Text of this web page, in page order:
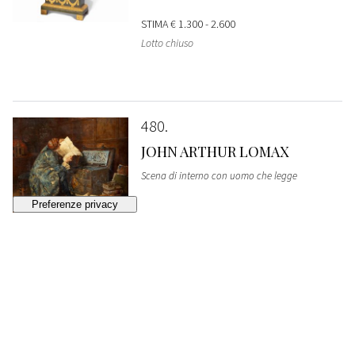
STIMA€ 1.300 - 2.600
Lotto chiuso
480
JOHN ARTHUR LOMAX
Scena di interno con uomo che legge